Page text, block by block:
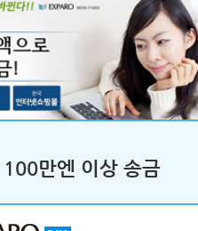
만엔 이상 송금